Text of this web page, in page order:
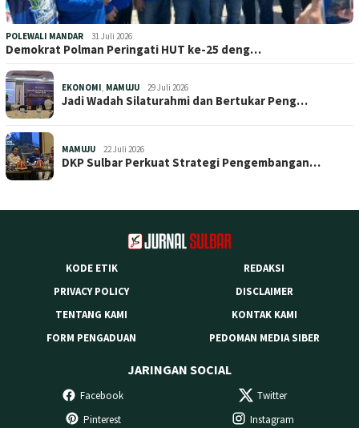
POLEWALI MANDAR 31 Juli 2026
Demokrat Polman Peringati HUT ke-25 deng…
EKONOMI, MAMUJU 29 Juli 2026
Jadi Wadah Silaturahmi dan Bertukar Peng…
MAMUJU 22 Juli 2026
DKP Sulbar Perkuat Strategi Pengembangan…
KODE ETIK
REDAKSI
PRIVACY POLICY
DISCLAIMER
TENTANG KAMI
KONTAK KAMI
FORM PENGADUAN
PEDOMAN MEDIA SIBER
JARINGAN SOCIAL
Facebook
Twitter
Pinterest
Instagram